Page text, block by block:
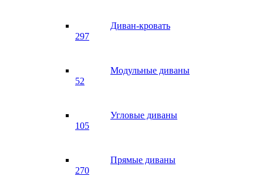
Диван-кровать
297
Модульные диваны
52
Угловые диваны
105
Прямые диваны
270